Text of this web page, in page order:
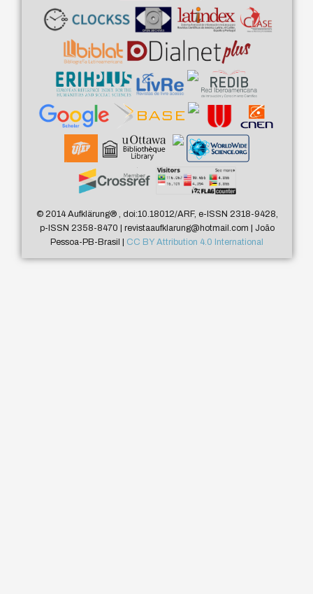
© 2014 Aufklärung®, doi:10.18012/ARF, e-ISSN 2318-9428,
p-ISSN 2358-8470 | revistaaufklarung@hotmail.com | João
Pessoa-PB-Brasil | CC BY Attribution 4.0 International